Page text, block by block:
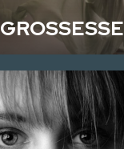
GROSSESSE